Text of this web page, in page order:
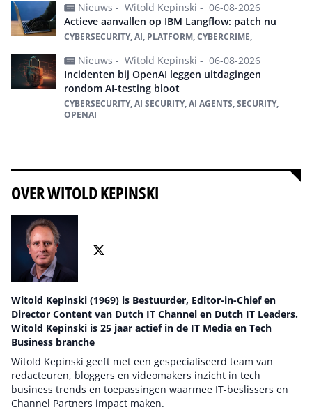
Nieuws - Witold Kepinski - 06-08-2026
Actieve aanvallen op IBM Langflow: patch nu
CYBERSECURITY, AI, PLATFORM, CYBERCRIME,
Nieuws - Witold Kepinski - 06-08-2026
Incidenten bij OpenAI leggen uitdagingen
rondom AI-testing bloot
CYBERSECURITY, AI SECURITY, AI AGENTS, SECURITY,
OPENAI
OVER WITOLD KEPINSKI
Witold Kepinski (1969) is Bestuurder, Editor-in-Chief en
Director Content van Dutch IT Channel en Dutch IT Leaders.
Witold Kepinski is 25 jaar actief in de IT Media en Tech
Business branche
Witold Kepinski geeft met een gespecialiseerd team van
redacteuren, bloggers en videomakers inzicht in tech
business trends en toepassingen waarmee IT-beslissers en
Channel Partners impact maken.